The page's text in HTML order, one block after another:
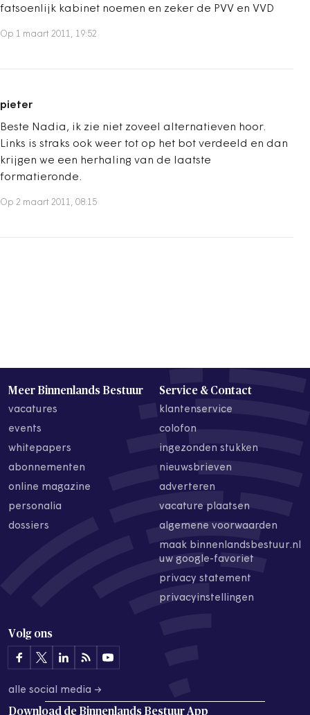
fatsoenlijk kabinet noemen en zeker de PVV en VVD
Op 1 maart 2011, 19:52
pieter
Beste Nadia, ik zie niet zoveel alternatieven hoor.
Links is straks ook weer tot op het bot verdeeld en dan
krijgen we een herhaling van de laatste
formatieronde.
Op 2 maart 2011, 08:15
Meer Binnenlands Bestuur
vacatures
events
whitepapers
abonnementen
online magazine
personalia
dossiers
Service & Contact
klantenservice
colofon
ingezonden stukken
nieuwsbrieven
adverteren
vacature plaatsen
algemene voorwaarden
maak binnenlandsbestuur.nl
uw google-favoriet
privacy statement
privacyinstellingen
Volg ons
alle social media →
Download de Binnenlands Bestuur App